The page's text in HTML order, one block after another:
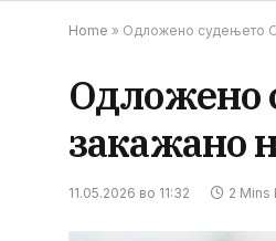
Home » Одложено судењето
Одложено
закажано
11.05.2026 во 11:32 2 Mins